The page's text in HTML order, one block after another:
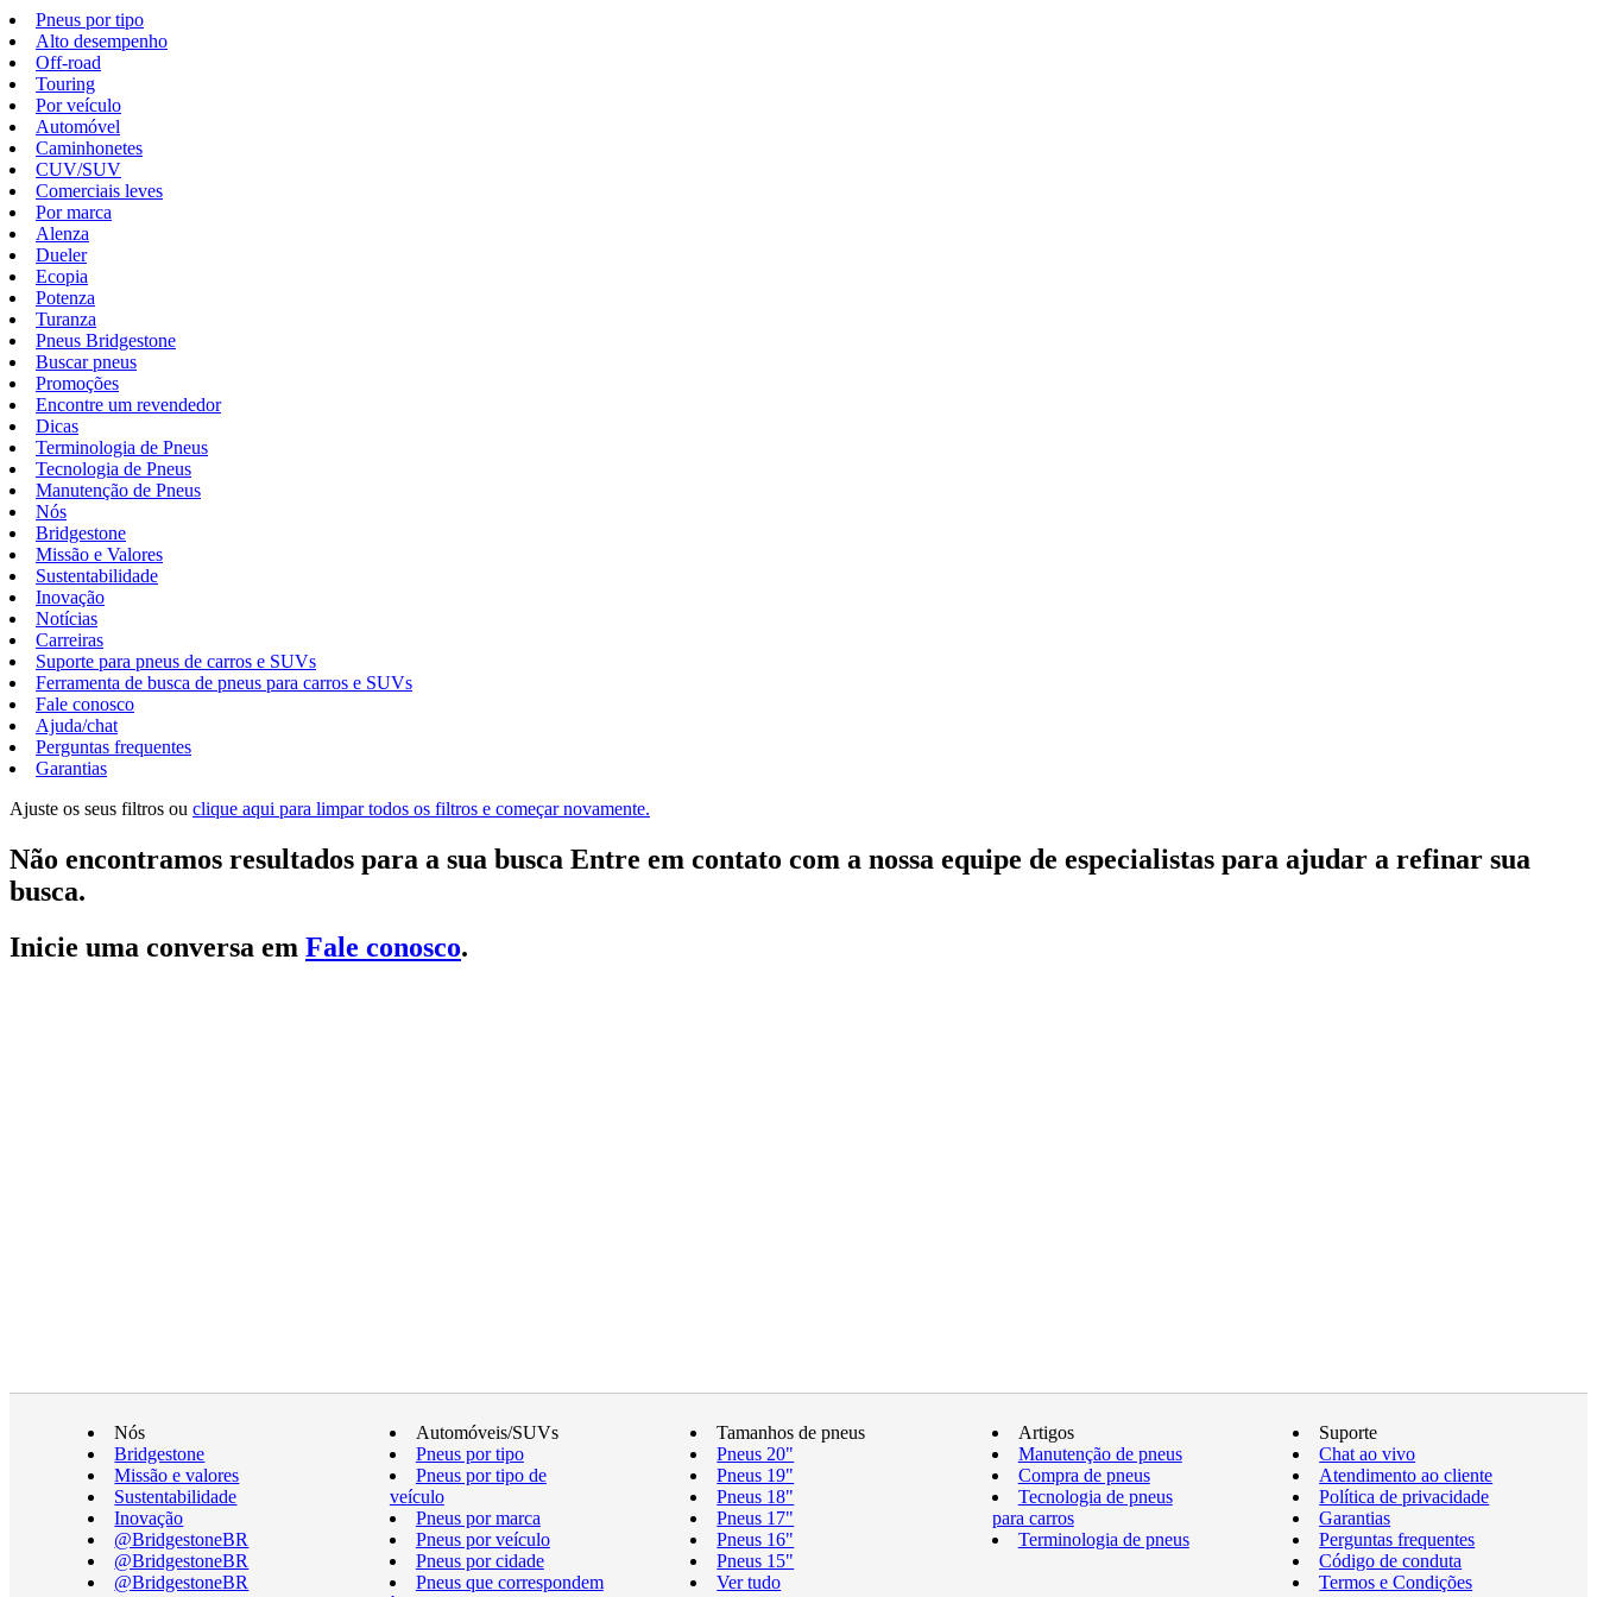
Pneus por tipo
Alto desempenho
Off-road
Touring
Por veículo
Automóvel
Caminhonetes
CUV/SUV
Comerciais leves
Por marca
Alenza
Dueler
Ecopia
Potenza
Turanza
Pneus Bridgestone
Buscar pneus
Promoções
Encontre um revendedor
Dicas
Terminologia de Pneus
Tecnologia de Pneus
Manutenção de Pneus
Nós
Bridgestone
Missão e Valores
Sustentabilidade
Inovação
Notícias
Carreiras
Suporte para pneus de carros e SUVs
Ferramenta de busca de pneus para carros e SUVs
Fale conosco
Ajuda/chat
Perguntas frequentes
Garantias
Ajuste os seus filtros ou clique aqui para limpar todos os filtros e começar novamente.
Não encontramos resultados para a sua busca Entre em contato com a nossa equipe de especialistas para ajudar a refinar sua
busca.
Inicie uma conversa em Fale conosco.
Nós
Bridgestone
Missão e valores
Sustentabilidade
Inovação
@BridgestoneBR
@BridgestoneBR
@BridgestoneBR
Automóveis/SUVs
Pneus por tipo
Pneus por tipo de
veículo
Pneus por marca
Pneus por veículo
Pneus por cidade
Pneus que correspondem
Tamanhos de pneus
Pneus 20"
Pneus 19"
Pneus 18"
Pneus 17"
Pneus 16"
Pneus 15"
Ver tudo
Artigos
Manutenção de pneus
Compra de pneus
Tecnologia de pneus
para carros
Terminologia de pneus
Suporte
Chat ao vivo
Atendimento ao cliente
Política de privacidade
Garantias
Perguntas frequentes
Código de conduta
Termos e Condições